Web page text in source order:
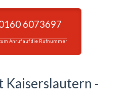
6073697
Anruf auf die Rufnummer
Kaiserslautern -